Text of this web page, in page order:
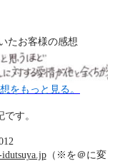
たお客様の感想
をもっと見る。
す。
（※を＠に変